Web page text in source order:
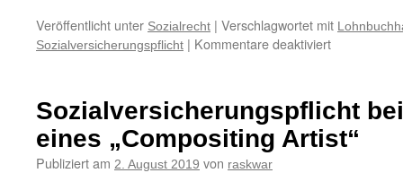
Veröffentlicht unter Sozialrecht | Verschlagwortet mit
Sozialversicherungspflicht | Kommentare deaktiviertfür
Sozialversicherungspflicht
eines „Compositing Artist“
Publiziert am 2. August 2019 von raskwar